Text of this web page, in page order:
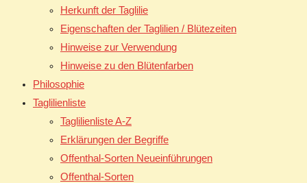
Herkunft der Taglilie
Eigenschaften der Taglilien / Blütezeiten
Hinweise zur Verwendung
Hinweise zu den Blütenfarben
Philosophie
Taglilienliste
Taglilienliste A-Z
Erklärungen der Begriffe
Offenthal-Sorten Neueinführungen
Offenthal-Sorten